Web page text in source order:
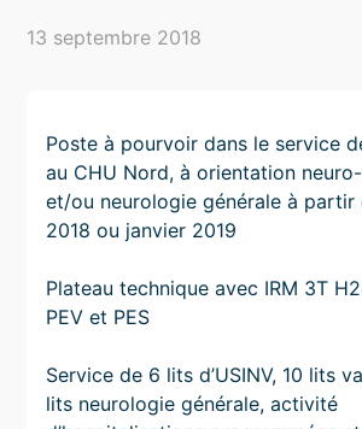
13 septembre 2018
Poste à pourvoir dans le service
au CHU Nord, à orientation
et/ou neurologie générale à partir
2018 ou janvier 2019
Plateau technique avec IRM 3T
PEV et PES
Service de 6 lits d’USINV, 10 lits
lits neurologie générale, activité